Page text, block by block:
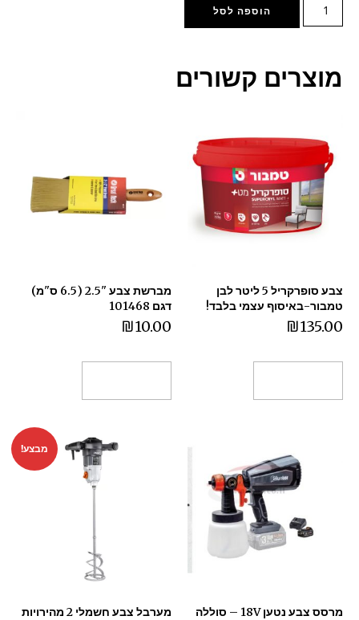
הוספה לסל
מוצרים קשורים
צבע סופרקריל 5 ליטר לבן
טמבור-באיסוף עצמי בלבד!
₪135.00
מברשת צבע "2.5 (6.5 ס"מ)
דגם 101468
₪10.00
מרסס צבע נטען 18V – סוללה
מבצע!
מערבל צבע חשמלי 2 מהירויות